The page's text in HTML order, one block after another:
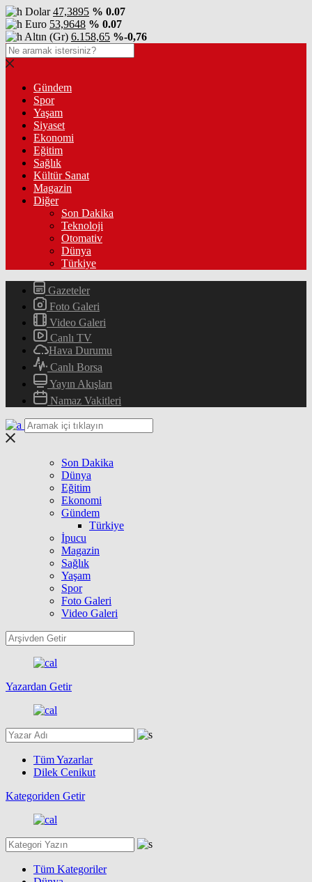
Dolar47,3895 % 0.07
Euro 53,9648 % 0.07
Altın (Gr) 6.158,65 %-0,76
Gündem
Spor
Yaşam
Siyaset
Ekonomi
Eğitim
Sağlık
Kültür Sanat
Magazin
Diğer
Son Dakika
Teknoloji
Otomativ
Dünya
Türkiye
Gazeteler
Foto Galeri
Video Galeri
Canlı TV
Hava Durumu
Canlı Borsa
Yayın Akışları
Namaz Vakitleri
Son Dakika
Dünya
Eğitim
Ekonomi
Gündem
Türkiye
İpucu
Magazin
Sağlık
Yaşam
Spor
Foto Galeri
Video Galeri
Yazardan Getir
Tüm Yazarlar
Dilek Cenikut
Kategoriden Getir
Tüm Kategoriler